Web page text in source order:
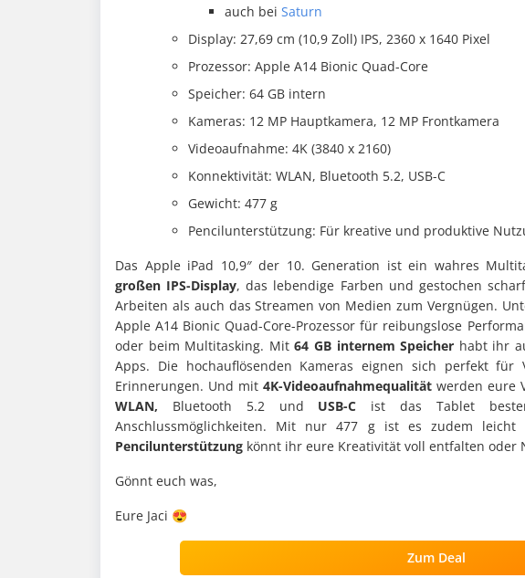
auch bei Saturn
Display: 27,69 cm (10,9 Zoll) IPS, 2360 x 1640 Pixel
Prozessor: Apple A14 Bionic Quad-Core
Speicher: 64 GB intern
Kameras: 12 MP Hauptkamera, 12 MP Frontkamera
Videoaufnahme: 4K (3840 x 2160)
Konnektivität: WLAN, Bluetooth 5.2, USB-C
Gewicht: 477 g
Pencilunterstützung: Für kreative und produktive
Das Apple iPad 10,9″ der 10. Generation ist ein wahres
großen IPS-Display, das lebendige Farben und gestochen
Arbeiten als auch das Streamen von Medien zum Vergnügen.
Apple A14 Bionic Quad-Core-Prozessor für reibungslose
oder beim Multitasking. Mit64 GB internem Speicher habt ihr
Apps. Die hochauflösenden Kameras eignen sich perfekt für
Erinnerungen. Und mit 4K-Videoaufnahmequalität werden eure
WLAN, Bluetooth 5.2 und USB-C ist das Tablet
Anschlussmöglichkeiten. Mit nur 477 g ist es zudem
Pencilunterstützung könnt ihr eure Kreativität voll entfalten
Gönnt euch was,
Eure Jaci 😍
Zum Deal